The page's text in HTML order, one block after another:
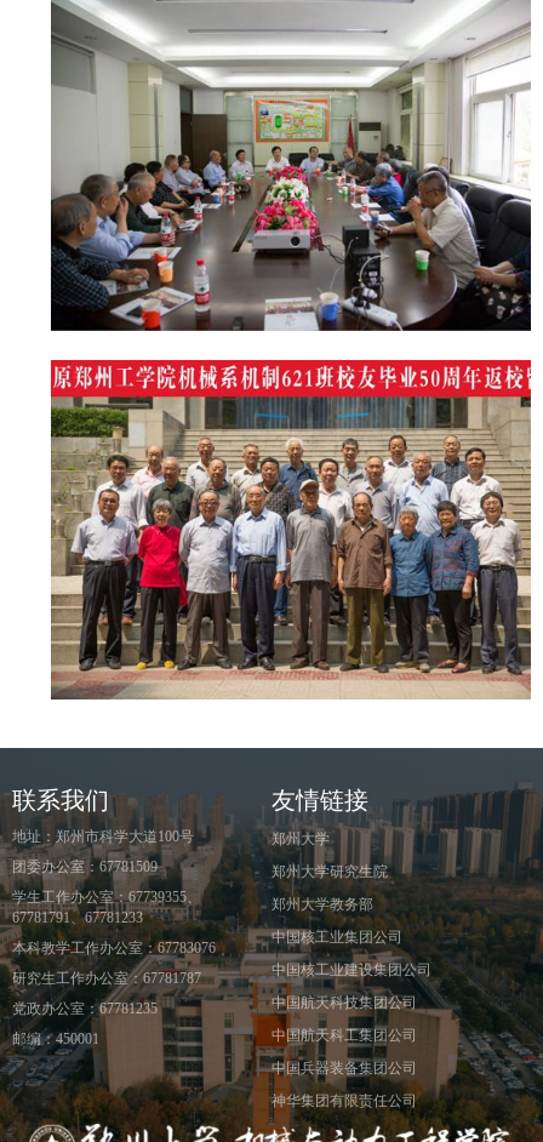
联系我们
地址：郑州市科学大道100号
团委办公室：67781509
学生工作办公室：67739355、
67781791、67781233
本科教学工作办公室：67783076
研究生工作办公室：67781787
党政办公室：67781235
邮编：450001
友情链接
郑州大学
郑州大学研究生院
郑州大学教务部
中国核工业集团公司
中国核工业建设集团公司
中国航天科技集团公司
中国航天科工集团公司
中国兵器装备集团公司
神华集团有限责任公司